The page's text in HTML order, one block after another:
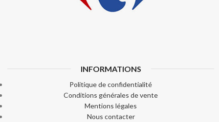
INFORMATIONS
Politique de confidentialité
Conditions générales de vente
Mentions légales
Nous contacter